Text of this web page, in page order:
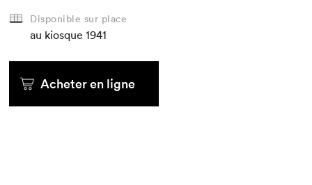
Disponible sur place
au kiosque 1941
Acheter en ligne